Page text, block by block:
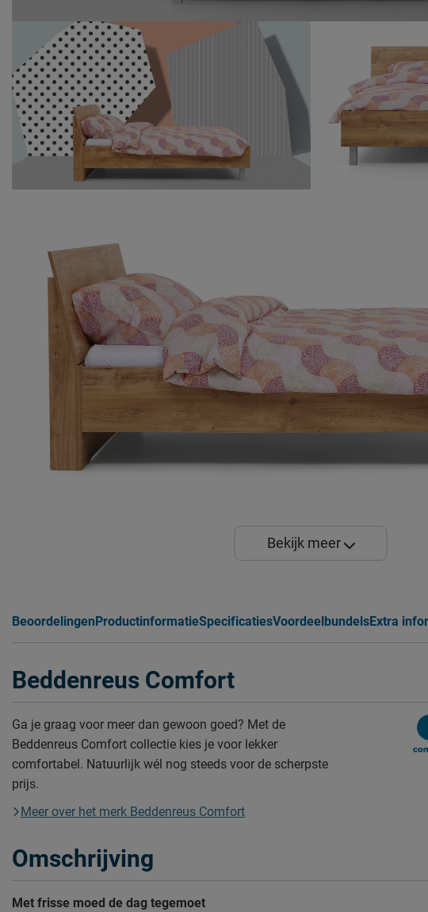
Bekijk meer
Beoordelingen ProductinformatieSpecificatiesVoordeelbundelsExtra
Beddenreus Comfort
Ga je graag voor meer dan gewoon goed? Met de
Beddenreus Comfort collectie kies je voor lekker
comfortabel. Natuurlijk wél nog steeds voor de scherpste
prijs.
Meer over het merk Beddenreus Comfort
Omschrijving
Met frisse moed de dag tegemoet